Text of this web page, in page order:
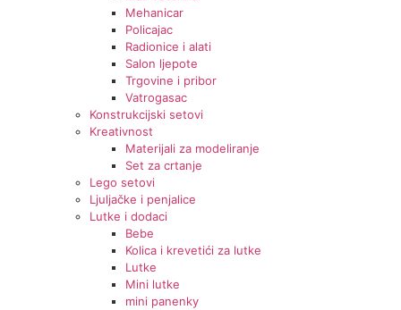
Mehanicar
Policajac
Radionice i alati
Salon ljepote
Trgovine i pribor
Vatrogasac
Konstrukcijski setovi
Kreativnost
Materijali za modeliranje
Set za crtanje
Lego setovi
Ljuljačke i penjalice
Lutke i dodaci
Bebe
Kolica i krevetići za lutke
Lutke
Mini lutke
mini panenky